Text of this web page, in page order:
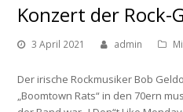
Konzert der Rock-
3 April 2021 admin
Der irische Rockmusiker Bob
„Boomtown Rats“ in den 70ern